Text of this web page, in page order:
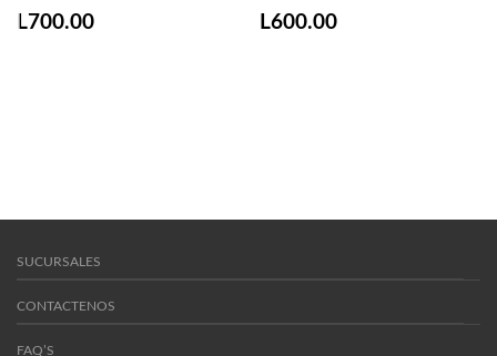
L700.00 L600.00
SUCURSALES
CONTACTENOS
FAQ’S